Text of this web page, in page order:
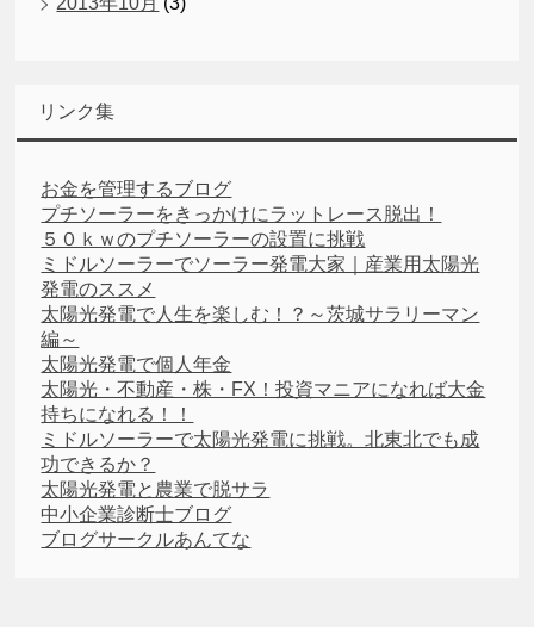
リンク集
お金を管理するブログ
プチソーラーをきっかけにラットレース脱出！
５０ｋｗのプチソーラーの設置に挑戦
ミドルソーラーでソーラー発電大家｜産業用太陽光
発電のススメ
太陽光発電で人生を楽しむ！？～茨城サラリーマン
編～
太陽光発電で個人年金
太陽光・不動産・株・FX！投資マニアになれば大金
持ちになれる！！
ミドルソーラーで太陽光発電に挑戦。北東北でも成
功できるか？
太陽光発電と農業で脱サラ
中小企業診断士ブログ
ブログサークルあんてな